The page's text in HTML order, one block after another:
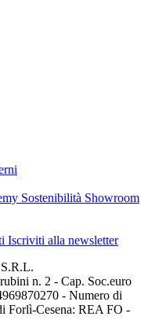
Sostenibilità Showroom
Iscriviti alla newsletter
n. 2 - Cap. Soc.euro
- Numero di
Forlì-Cesena: REA FO -